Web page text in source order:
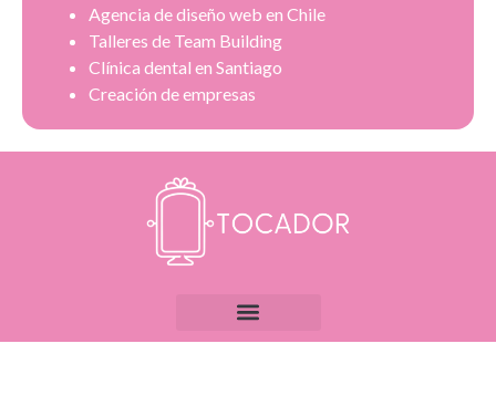
Agencia de diseño web en Chile
Talleres de Team Building
Clínica dental en Santiago
Creación de empresas